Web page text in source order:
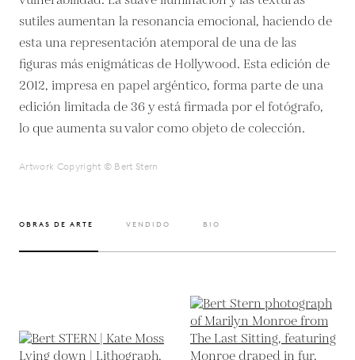
sutiles aumentan la resonancia emocional, haciendo de
esta una representación atemporal de una de las
figuras más enigmáticas de Hollywood. Esta edición de
2012, impresa en papel argéntico, forma parte de una
edición limitada de 36 y está firmada por el fotógrafo,
lo que aumenta su valor como objeto de colección.
Artwork Copyright © Bert Stern
OBRAS DE ARTE VENDIDO BIO